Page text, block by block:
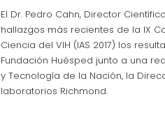
El Dr. Pedro Cahn, Director
hallazgos más recientes de la IX
Ciencia del VIH (IAS 2017) los
Fundación Huésped junto a una
y Tecnología de la Nación, la
laboratorios Richmond.